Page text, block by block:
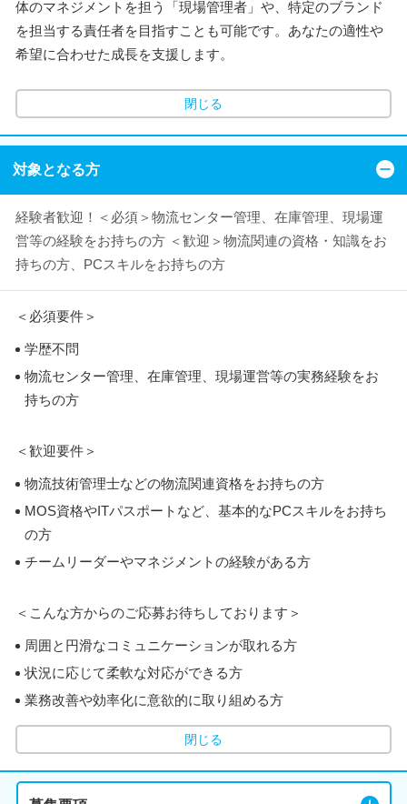
体のマネジメントを担う「現場管理者」や、特定のブランド
を担当する責任者を目指すことも可能です。あなたの適性や
希望に合わせた成長を支援します。
閉じる
対象となる方
経験者歓迎！＜必須＞物流センター管理、在庫管理、現場運
営等の経験をお持ちの方 ＜歓迎＞物流関連の資格・知識をお
持ちの方、PCスキルをお持ちの方
＜必須要件＞
学歴不問
物流センター管理、在庫管理、現場運営等の実務経験をお
持ちの方
＜歓迎要件＞
物流技術管理士などの物流関連資格をお持ちの方
MOS資格やITパスポートなど、基本的なPCスキルをお持ち
の方
チームリーダーやマネジメントの経験がある方
＜こんな方からのご応募お待ちしております＞
周囲と円滑なコミュニケーションが取れる方
状況に応じて柔軟な対応ができる方
業務改善や効率化に意欲的に取り組める方
閉じる